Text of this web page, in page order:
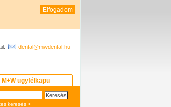
Elfogadom
dental@mwdental.hu
M+W ügyfélkapu
keresés >